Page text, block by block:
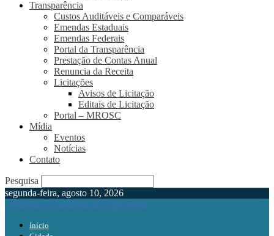
Transparência
Custos Auditáveis e Comparáveis
Emendas Estaduais
Emendas Federais
Portal da Transparência
Prestação de Contas Anual
Renuncia da Receita
Licitações
Avisos de Licitação
Editais de Licitação
Portal – MROSC
Mídia
Eventos
Notícias
Contato
Pesquisa
segunda-feira, agosto 10, 2026
Prefeitura Municipal de Alpinópolis
Início